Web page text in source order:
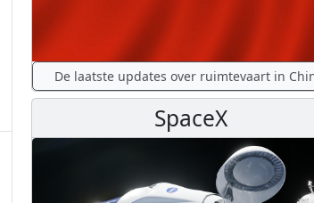
De laatste updates over ruimtevaart in
SpaceX